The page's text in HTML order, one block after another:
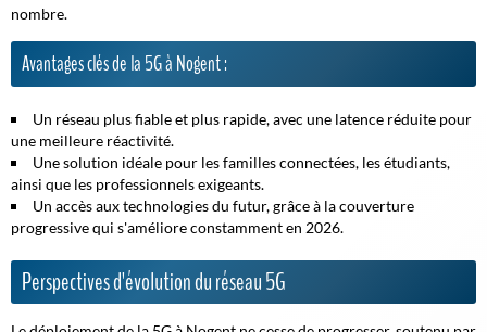
nombre.
Avantages clés de la 5G à Nogent :
Un réseau plus fiableet plus rapide, avec une latence réduite pour
une meilleure réactivité.
Une solution idéale pour les familles connectées, les étudiants,
ainsi que les professionnels exigeants.
Un accès aux technologies du futur, grâce à la couverture
progressive qui s'améliore constamment en 2026.
Perspectives d'évolution du réseau 5G